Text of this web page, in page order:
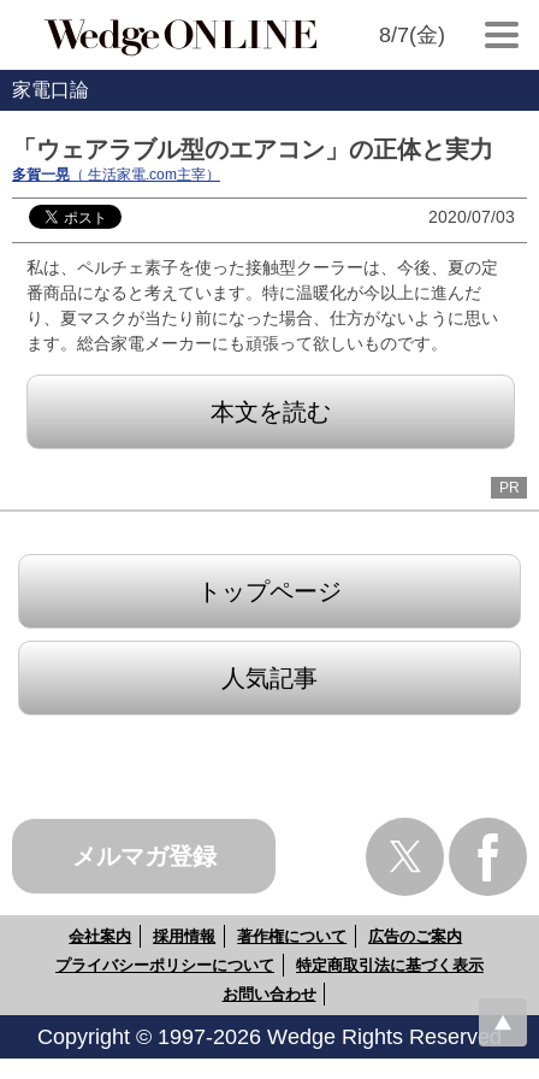
8/7(金)
家電口論
「ウェアラブル型のエアコン」の正体と実力
多賀一晃 （ 生活家電.com主宰）
2020/07/03
私は、ペルチェ素子を使った接触型クーラーは、今後、夏の定
番商品になると考えています。特に温暖化が今以上に進んだ
り、夏マスクが当たり前になった場合、仕方がないように思い
ます。総合家電メーカーにも頑張って欲しいものです。
本文を読む
PR
トップページ
人気記事
メルマガ登録
会社案内 採用情報 著作権について
広告のご案内
プライバシーポリシーについて
特定商取引法に基づく表示
お問い合わせ
Copyright © 1997-2026 Wedge Rights Reserved